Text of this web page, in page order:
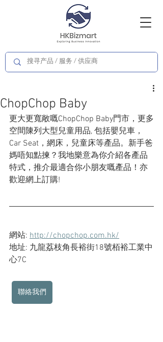
ChopChop Baby
更大更寬敞嘅ChopChop Baby門市，更多
空間陳列大型兒童用品, 包括嬰兒車，
Car Seat，網床，兒童床等產品。新手爸
媽唔知點揀？我地樂意為你介紹各產品
特式，推介最適合你小朋友嘅產品！亦
歡迎網上訂購!
網站: http://chopchop.com.hk/
地址: 九龍荔枝角長裕街18號栢裕工業中
心7C
聯絡我們